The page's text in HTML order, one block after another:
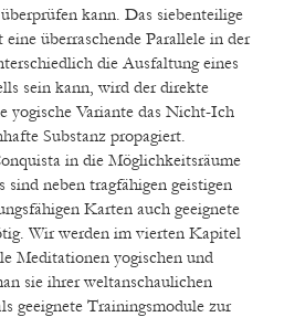
kann. Das siebenteilige
überraschende Parallele in der
die Ausfaltung eines
sein kann, wird der direkte
yogische Variante das Nicht-Ich
Substanz propagiert.
in die Möglichkeitsräume
sind neben tragfähigen geistigen
Karten auch geeignete
Wir werden im vierten Kapitel
Meditationen yogischen und
sie ihrer weltanschaulichen
geeignete Trainingsmodule zur